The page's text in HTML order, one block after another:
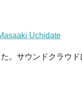
Uchidate
。サウンドクラウド